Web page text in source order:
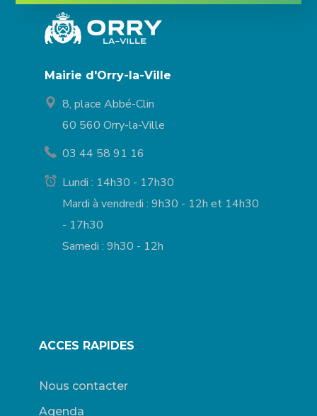
Mairie d'Orry-la-Ville
8, place Abbé-Clin
60 560 Orry-la-Ville
03 44 58 91 16
Lundi : 14h30 - 17h30
Mardi à vendredi : 9h30 - 12h et 14h30
- 17h30
Samedi : 9h30 - 12h
ACCES RAPIDES
Nous contacter
Agenda